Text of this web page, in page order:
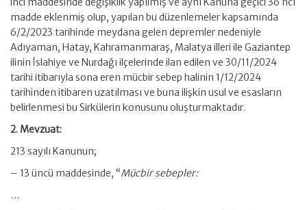
madde eklenmiş olup, yapılan bu düzenlemeler kapsamında
6/2/2023 tarihinde meydana gelen depremler nedeniyle
Adıyaman, Hatay, Kahramanmaraş, Malatya illeri ile Gaziantep
ilinin İslahiye ve Nurdağı ilçelerinde ilan edilen ve 30/11/2024
tarihi itibarıyla sona eren mücbir sebep halinin 1/12/2024
tarihinden itibaren uzatılması ve buna ilişkin usul ve esasların
belirlenmesi bu Sirkülerin konusunu oluşturmaktadır.
2. Mevzuat:
213 sayılı Kanunun;
– 13 üncü maddesinde, “Mücbir sebepler:
…